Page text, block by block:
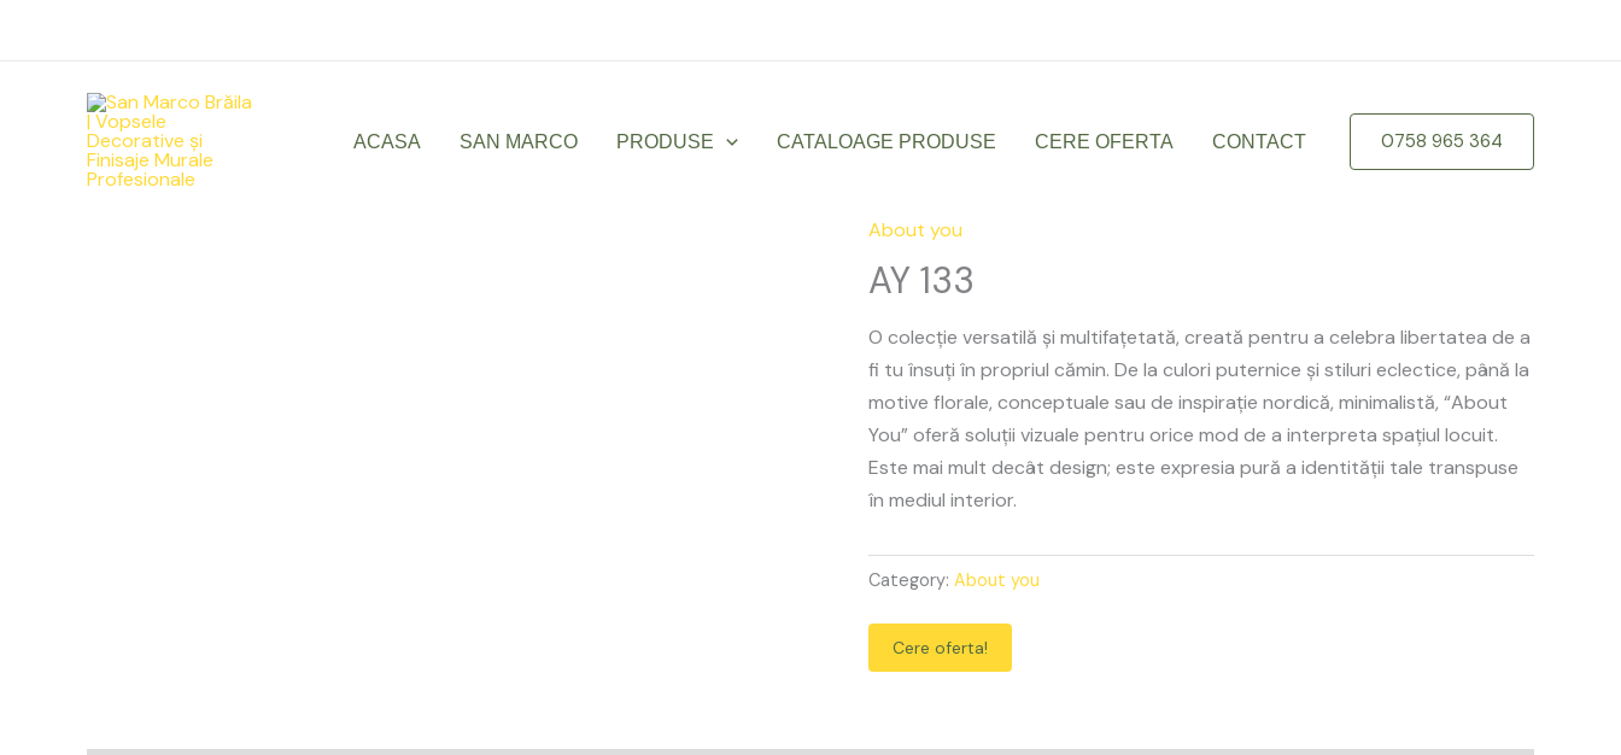
ACASA SAN MARCO PRODUSE CATALOAGE PRODUSE CERE OFERTA CONTACT 0758 965 364
About you
AY 133
O colecție versatilă și multifațetată, creată pentru a celebra libertatea de a
fi tu însuți în propriul cămin. De la culori puternice și stiluri eclectice, până la
motive florale, conceptuale sau de inspirație nordică, minimalistă, “About
You” oferă soluții vizuale pentru orice mod de a interpreta spațiul locuit.
Este mai mult decât design; este expresia pură a identității tale transpuse
în mediul interior.
AY
133
quantity
Category: About you
Cere oferta!